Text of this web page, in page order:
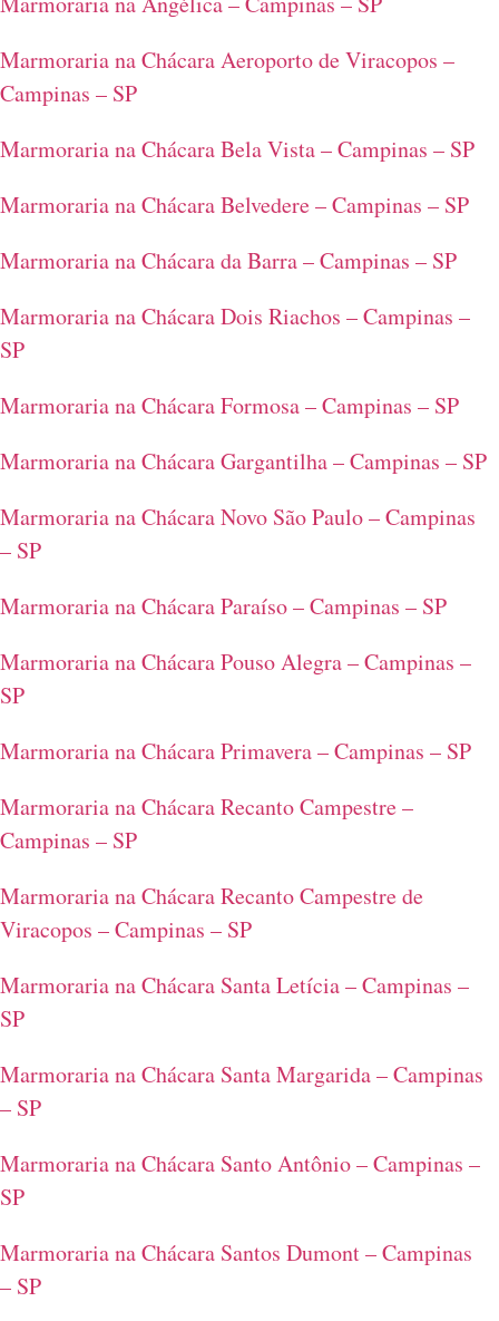
Marmoraria na Chácara Aeroporto de Viracopos –
Campinas – SP
Marmoraria na Chácara Bela Vista – Campinas – SP
Marmoraria na Chácara Belvedere – Campinas – SP
Marmoraria na Chácara da Barra – Campinas – SP
Marmoraria na Chácara Dois Riachos – Campinas –
SP
Marmoraria na Chácara Formosa – Campinas – SP
Marmoraria na Chácara Gargantilha – Campinas – SP
Marmoraria na Chácara Novo São Paulo – Campinas
– SP
Marmoraria na Chácara Paraíso – Campinas – SP
Marmoraria na Chácara Pouso Alegra – Campinas –
SP
Marmoraria na Chácara Primavera – Campinas – SP
Marmoraria na Chácara Recanto Campestre –
Campinas – SP
Marmoraria na Chácara Recanto Campestre de
Viracopos – Campinas – SP
Marmoraria na Chácara Santa Letícia – Campinas –
SP
Marmoraria na Chácara Santa Margarida – Campinas
– SP
Marmoraria na Chácara Santo Antônio – Campinas –
SP
Marmoraria na Chácara Santos Dumont – Campinas
– SP